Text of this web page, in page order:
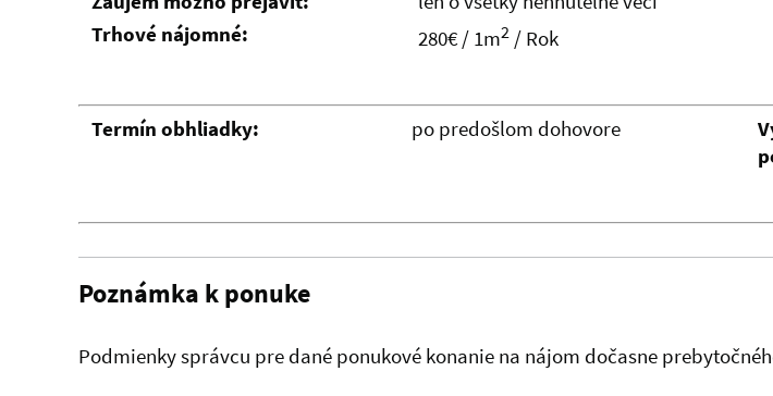
Trhové nájomné:
280€ / 1m2 / Rok
Termín obhliadky: po predošlom dohovore
Poznámka k ponuke
Podmienky správcu pre dané ponukové konanie na nájom dočasne